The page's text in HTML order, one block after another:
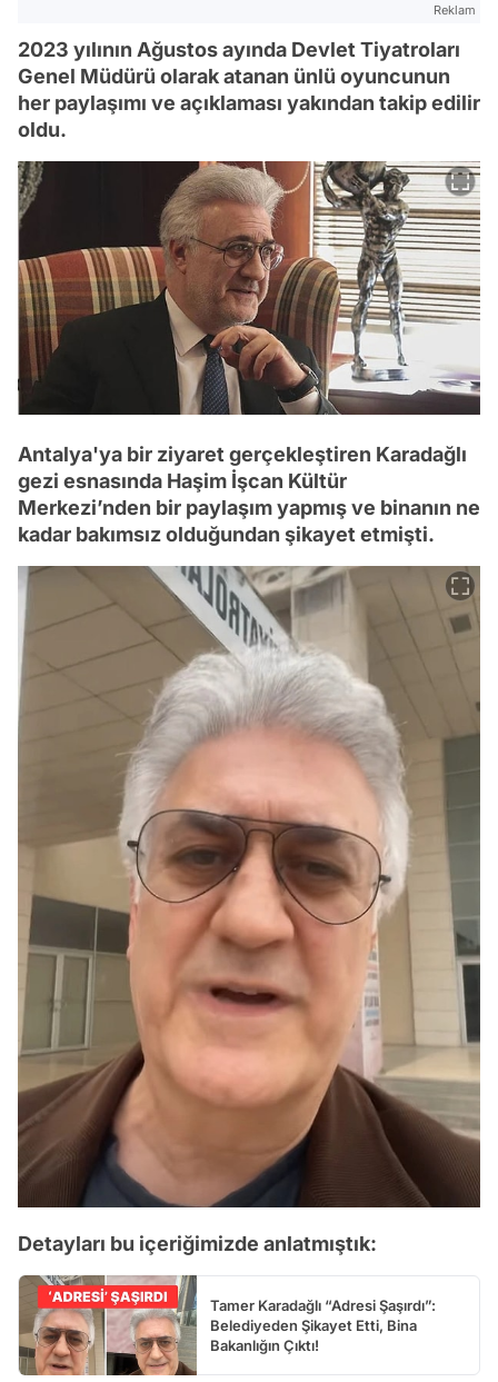
Reklam
2023 yılının Ağustos ayında Devlet Tiyatroları
Genel Müdürü olarak atanan ünlü oyuncunun
her paylaşımı ve açıklaması yakından takip edilir
oldu.
Antalya'ya bir ziyaret gerçekleştiren Karadağlı
gezi esnasında Haşim İşcan Kültür
Merkezi’nden bir paylaşım yapmış ve binanın ne
kadar bakımsız olduğundan şikayet etmişti.
Detayları bu içeriğimizde anlatmıştık:
Tamer Karadağlı “Adresi Şaşırdı”:
Belediyeden Şikayet Etti, Bina
Bakanlığın Çıktı!